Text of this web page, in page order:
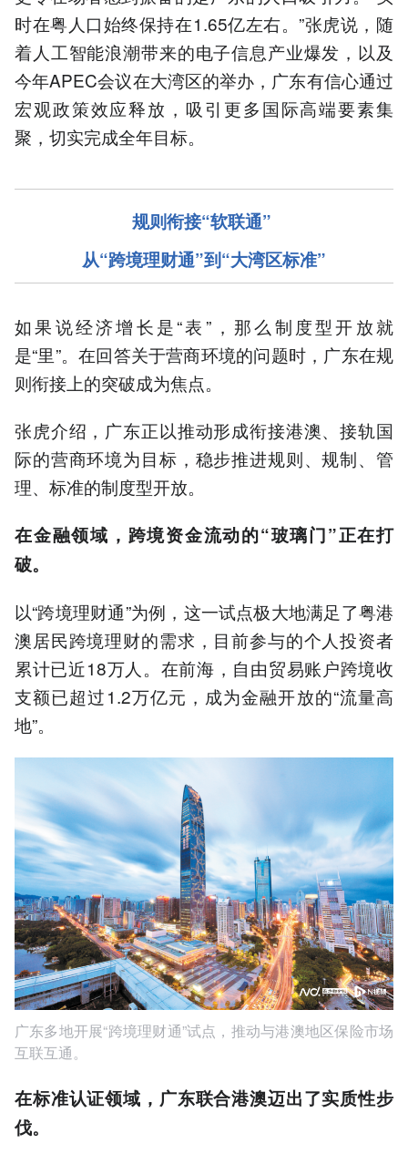
时在粤人口始终保持在1.65亿左右。”张虎说，随
着人工智能浪潮带来的电子信息产业爆发，以及
今年APEC会议在大湾区的举办，广东有信心通过
宏观政策效应释放，吸引更多国际高端要素集
聚，切实完成全年目标。
规则衔接“软联通”
从“跨境理财通”到“大湾区标准”
如果说经济增长是“表”，那么制度型开放就
是“里”。在回答关于营商环境的问题时，广东在规
则衔接上的突破成为焦点。
张虎介绍，广东正以推动形成衔接港澳、接轨国
际的营商环境为目标，稳步推进规则、规制、管
理、标准的制度型开放。
在金融领域，跨境资金流动的“玻璃门”正在打
破。
以“跨境理财通”为例，这一试点极大地满足了粤港
澳居民跨境理财的需求，目前参与的个人投资者
累计已近18万人。在前海，自由贸易账户跨境收
支额已超过1.2万亿元，成为金融开放的“流量高
地”。
广东多地开展“跨境理财通”试点，推动与港澳地区保险市场
互联互通。
在标准认证领域，广东联合港澳迈出了实质性步
伐。